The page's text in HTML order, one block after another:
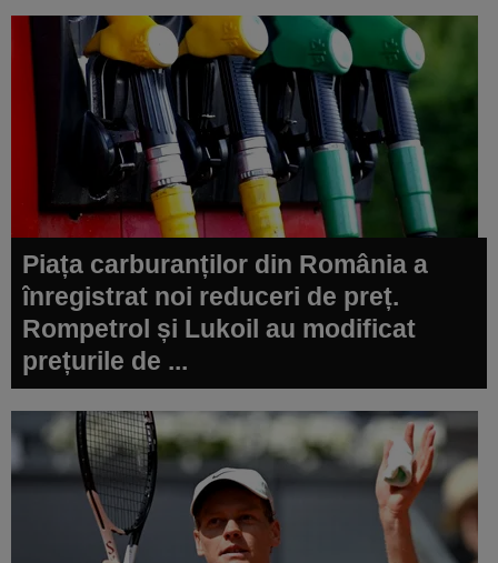
Piața carburanților din România a
înregistrat noi reduceri de preț.
Rompetrol și Lukoil au modificat
prețurile de ...